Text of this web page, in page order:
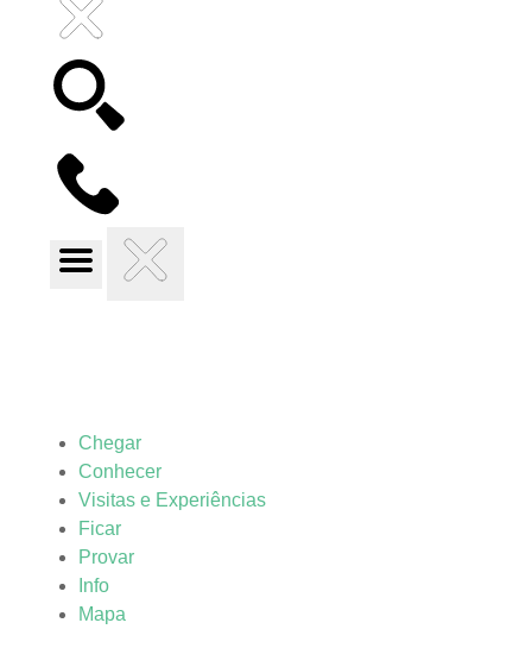
Chegar
Conhecer
Visitas e Experiências
Ficar
Provar
Info
Mapa